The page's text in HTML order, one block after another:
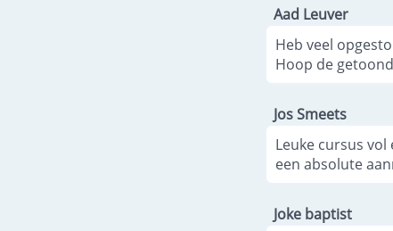
Aad Leuver
Heb veel
Hoop de
Jos Smeets
Leuke cursus
een absolute
Joke baptist